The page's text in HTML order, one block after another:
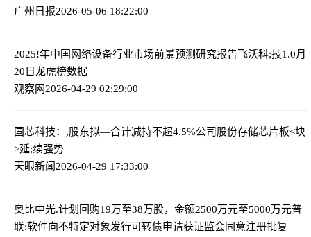
广州日报2026-05-06 18:22:00
2025!年中国网络设备行业市场前景预测研究报告飞沃科;技1.0月
20日龙虎榜数据
观察网2026-04-29 02:29:00
国芯科技：,股东拟—合计减持不超4.5%公司股份存储芯片板<块
>延;续强势
天眼新闻2026-04-29 17:33:00
奥比中光.计划回购19万至38万股，金额2500万元至5000万元普
联:软件向不特定对象发行可转债申请获证监会同意注册批复